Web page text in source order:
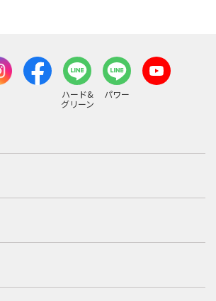
ハード&
グリーン
パワー